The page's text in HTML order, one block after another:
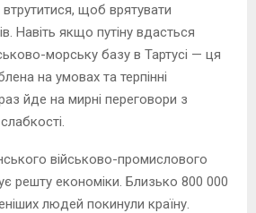
щоб врятувати
Навіть якщо путіну вдасться
морську базу в Тартусі — ця
на умовах та терпінні
йде на мирні переговори з
військово-промислового
решту економіки. Близько 800 000
людей покинули країну.